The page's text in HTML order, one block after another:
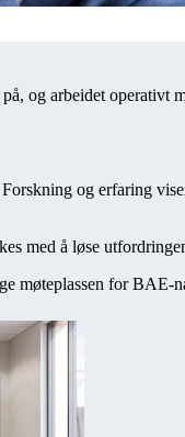
og arbeidet operativt
og erfaring
med å løse
møteplassen for BAE-